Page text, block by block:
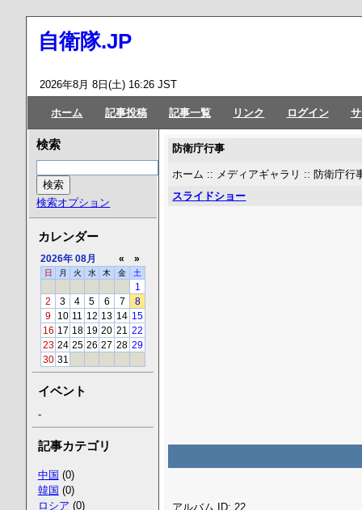
自衛隊.JP
2026年8月 8日(土) 16:26 JST
ホーム 記事投稿 記事一覧 リンク ログイン
防衛庁行事
ホーム :: メディアギャラリ :: 防衛庁行
スライドショー
アルバム ID: 22
検索
検索オプション
カレンダー
2026年 08月 « »
日 月 火 水 木 金 土
1
2
3 4 5 6 7
8
9
10 11 12 13 14 15
16 17 18 19 20 21
22
23 24 25 26 27 28 29
30 31
イベント
-
記事カテゴリ
中国 (0)
韓国 (0)
ロシア (0)